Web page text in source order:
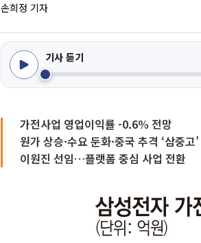
손희정 기자
기사 듣기
가전사업 영업이익률 -0.6% 전망
원가 상승·수요 둔화·중국 추격 ‘삼중고’
이원진 선임…플랫폼 중심 사업 전환